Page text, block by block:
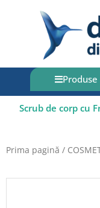
Produse
Scrub de corp cu
Prima pagină /